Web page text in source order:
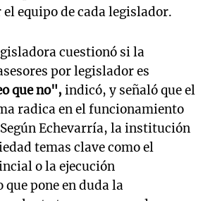
equipo de cada legislador.
cuestionó si la
por legislador es
que no", indicó, y señaló que el
radica en el funcionamiento
Echevarría, la institución
temas clave como el
o la ejecución
pone en duda la